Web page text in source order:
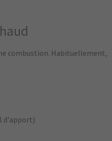
combustion. Habituellement,
d’apport)